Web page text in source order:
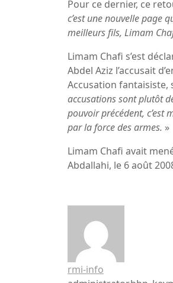
Pour ce dernier, ce
c’est une nouvelle page
meilleurs fils, Limam
Limam Chafi s’est
Abdel Aziz l’accusait
Accusation fantaisiste,
accusations sont plutôt
pouvoir précédent, c’est
par la force des armes. »
Limam Chafi avait
Abdallahi, le 6 août
rmi-info